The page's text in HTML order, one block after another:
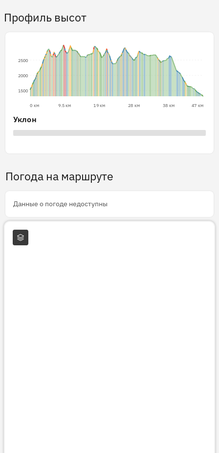
Профиль высот
1500
2000
2500
0 км 9.5 км 19 км 28 км 38 км 47 км
Уклон
Погода на маршруте
Данные о погоде недоступны